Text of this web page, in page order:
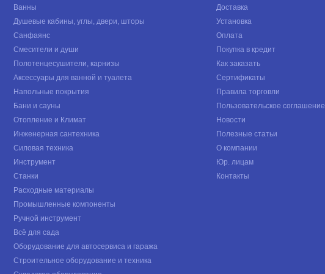
Ванны
Душевые кабины, углы, двери, шторы
Санфаянс
Смесители и души
Полотенцесушители, карнизы
Аксессуары для ванной и туалета
Напольные покрытия
Бани и сауны
Отопление и Климат
Инженерная сантехника
Силовая техника
Инструмент
Станки
Расходные материалы
Промышленные компоненты
Ручной инструмент
Всё для сада
Оборудование для автосервиса и гаража
Строительное оборудование и техника
Доставка
Установка
Оплата
Покупка в кредит
Как заказать
Сертификаты
Правила торговли
Пользовательское соглашение
Новости
Полезные статьи
О компании
Юр. лицам
Контакты